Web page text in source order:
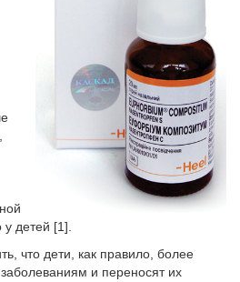
детей [1].
что дети, как правило, более
и переносят их